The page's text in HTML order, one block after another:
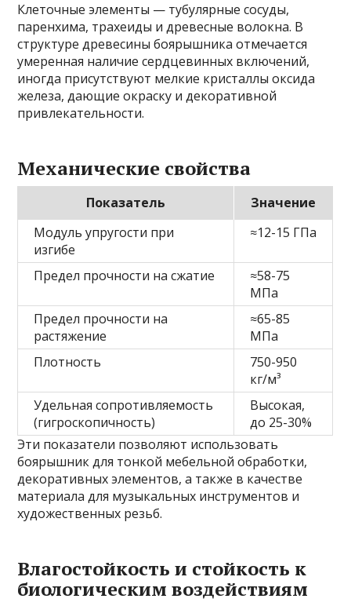
Клеточные элементы — тубулярные сосуды,
паренхима, трахеиды и древесные волокна. В
структуре древесины боярышника отмечается
умеренная наличие сердцевинных включений,
иногда присутствуют мелкие кристаллы оксида
железа, дающие окраску и декоративной
привлекательности.
Механические свойства
Показатель
Значение
Модуль упругости при
изгибе
≈12-15 ГПа
Предел прочности на сжатие
≈58-75
МПа
Предел прочности на
растяжение
≈65-85
МПа
Плотность
750-950
кг/м³
Удельная сопротивляемость
(гигроскопичность)
Высокая,
до 25-30%
Эти показатели позволяют использовать
боярышник для тонкой мебельной обработки,
декоративных элементов, а также в качестве
материала для музыкальных инструментов и
художественных резьб.
Влагостойкость и стойкость к
биологическим воздействиям